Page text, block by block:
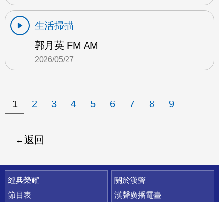
生活掃描
郭月英 FM AM
2026/05/27
1 2 3 4 5 6 7 8 9
返回
快速連結
經典榮耀
節目表
關於漢聲
漢聲廣播電臺